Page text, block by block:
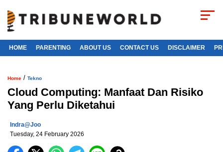
HOME PARENTING ABOUT US CONTACT US DISCLAIMER
Home / Tekno
Cloud Computing: Manfaat Dan Risiko
Yang Perlu Diketahui
Indra@joo
Tuesday, 24 February 2026